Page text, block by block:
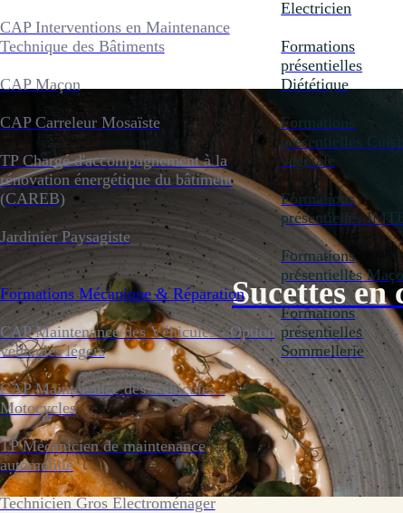
CAP Interventions en Maintenance
Technique des Bâtiments
CAP Maçon
CAP Carreleur Mosaïste
TP Chargé d'accompagnement à la
rénovation énergétique du bâtiment
(CAREB)
Jardinier Paysagiste
Formations Mécanique & Réparation
CAP Maintenance des Véhicules - Option
véhicules légers
CAP Maintenance des Véhicules -
Motocycles
TP Mécanicien de maintenance
automobile
Technicien Gros Électroménager
Electricien
Formations
présentielles
Diététique
Formations
présentielles
végétale
Formations
présentielles
Formations
présentielles
Formations
présentielles
Sommellerie
Sucettes en